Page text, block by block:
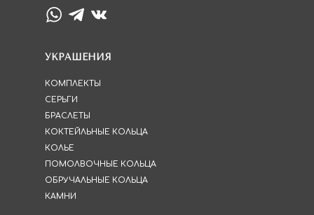
КОМПЛЕКТЫ
ПОМОЛВОЧНЫЕ КОЛЬЦА
ОБРУЧАЛЬНЫЕ КОЛЬЦА
КАМНИ
УКРАШЕНИЯ
СЕРЬГИ
БРАСЛЕТЫ
КОКТЕЙЛЬНЫЕ КОЛЬЦА
КОЛЬЕ